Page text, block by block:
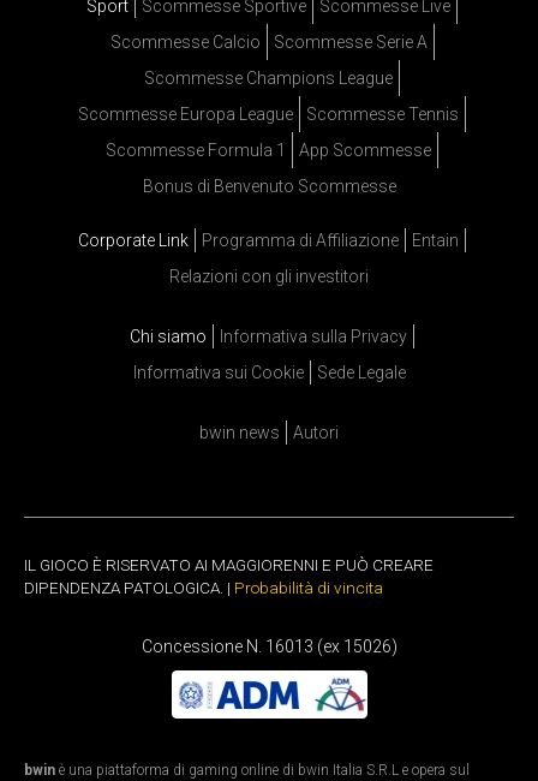
Sport Scommesse Sportive
Scommesse Live
Scommesse Calcio
Scommesse Serie A
Scommesse Champions League
Scommesse Europa League
Scommesse Tennis
Scommesse Formula 1
App Scommesse
Bonus di Benvenuto Scommesse
Corporate Link Programma di Affiliazione
Entain
Relazioni con gli investitori
Chi siamo
Informativa sulla Privacy
Informativa sui Cookie
Sede Legale
bwin news Autori
IL GIOCO È RISERVATO AI MAGGIORENNI E PUÒ CREARE
DIPENDENZA PATOLOGICA. | Probabilità di vincita
Concessione N. 16013 (ex 15026)
bwin è una piattaforma di gaming online di bwin Italia S.R.L e opera sul